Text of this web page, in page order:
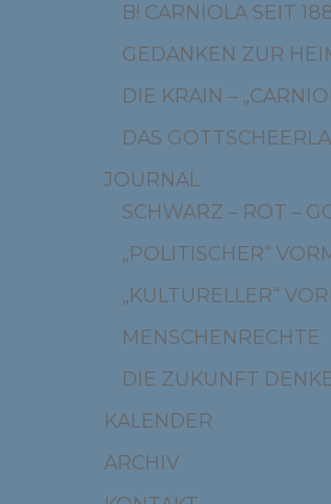
B! CARNIOLA SEIT
GEDANKEN ZUR
DIE KRAIN –
DAS
JOURNAL
SCHWARZ – ROT –
„POLITISCHER“
„KULTURELLER“
MENSCHENRECHTE
DIE ZUKUNFT
KALENDER
ARCHIV